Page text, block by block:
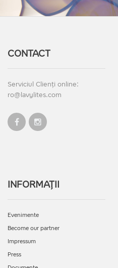
CONTACT
Serviciul Clienți online:
ro@lavylites.com
INFORMAȚII
Evenimente
Become our partner
Impressum
Press